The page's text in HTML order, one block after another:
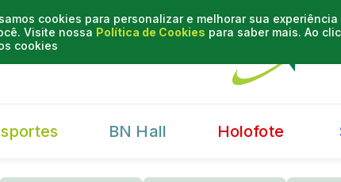
cookies para personalizar e melhorar sua
Visite nossa Política de Cookies para saber mais. Ao
cookies
BN Hall Holofote